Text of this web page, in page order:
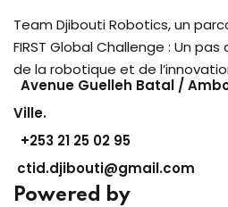
Team Djibouti Robotics, un
FIRST Global Challenge : Un
de la robotique et de l’innovation
Avenue Guelleh Batal /
Ville.
+253 21 25 02 95
ctid.djibouti@gmail.com
Powered by